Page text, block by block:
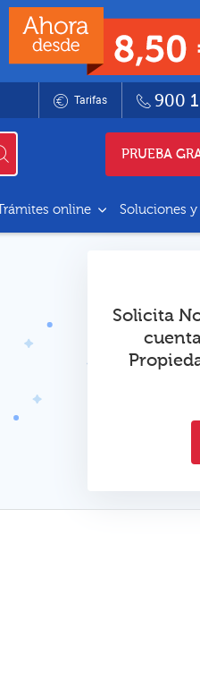
Tarifas 900
PRUEBA
online Soluciones
Solicita